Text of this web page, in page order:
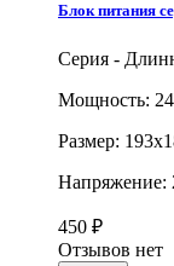
Блок питания
Серия -
Мощность:
Размер:
Напряжение:
450 ₽
Отзывов нет